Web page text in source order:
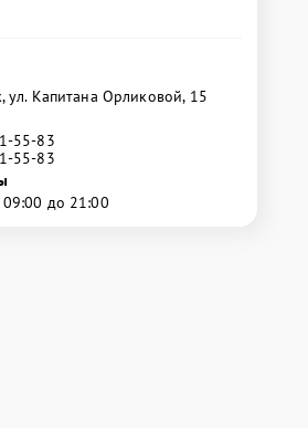
ул. Капитана Орликовой, 15
55-83
55-83
09:00 до 21:00